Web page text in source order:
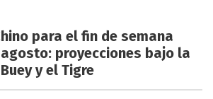
para el fin de semana
proyecciones bajo la
y el Tigre